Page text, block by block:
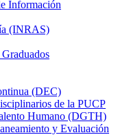
Información
(INRAS)
(DEC)
de la PUCP
Humano (DGTH)
y Evaluación